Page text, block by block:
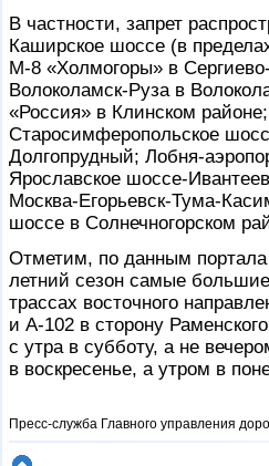
В частности, запрет
Каширское шоссе (в
М-8 «Холмогоры» в
Волоколамск-Руза в
«Россия» в Клинском
Старосимферопольское
Долгопрудный; Лобня-
Ярославское шоссе-
Москва-Егорьевск-Тума-
шоссе в Солнечногорском
Отметим, по данным
летний сезон самые
трассах восточного
и А-102 в сторону
с утра в субботу, а не
в воскресенье, а утром в
Пресс-служба Главного управления